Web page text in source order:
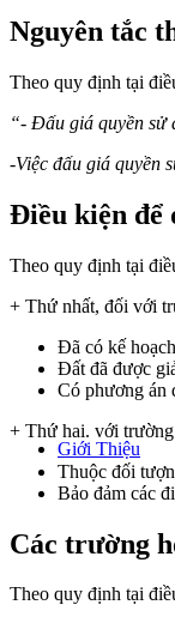
Giới Thiệu
Nguyên tắc
Theo quy định tại
“- Đấu giá quyền sử
-Việc đấu giá quyền
Điều kiện để
Theo quy định tại
+ Thứ nhất, đối với
Đã có kế
Đất đã được
Có phương án
+ Thứ hai. với trường
Thuộc đối
Bảo đảm các
Các trường
Theo quy định tại